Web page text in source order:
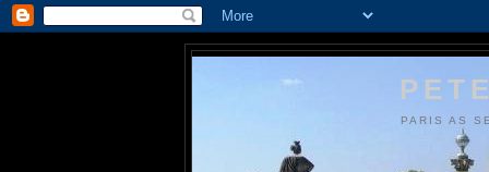
PARIS AS